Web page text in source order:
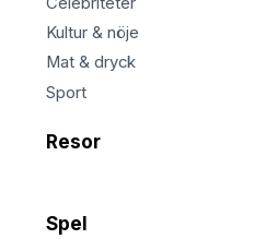
Kultur & nöje
Mat & dryck
Sport
Resor
Spel